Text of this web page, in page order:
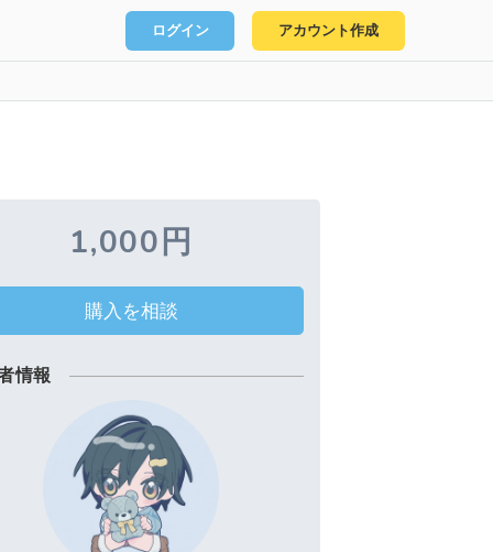
ログイン アカウント作成
1,000円
購入を相談
情報